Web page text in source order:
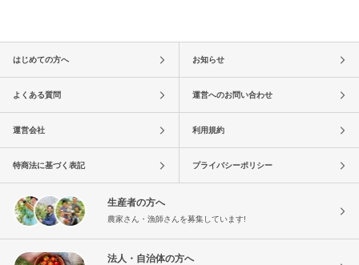
はじめての方へ お知らせ
よくある質問 運営へのお問い合わせ
運営会社 利用規約
特商法に基づく表記 プライバシーポリシー
生産者の方へ
農家さん・漁師さんを募集しています!
法人・自治体の方へ